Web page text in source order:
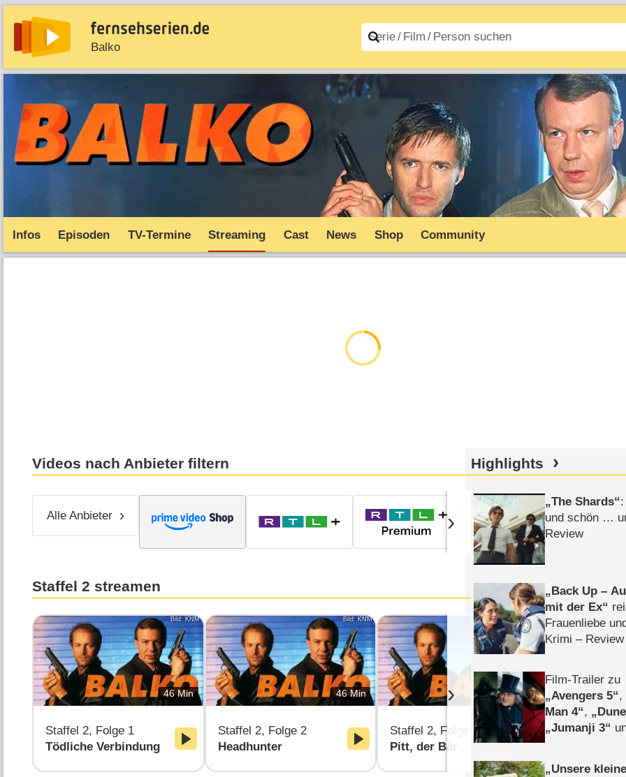
Balko
News Entdecken Filme A–Z
Infos Episoden TV-Termine Streaming Cast News Shop Community
Videos nach Anbieter filtern
Alle Anbieter ›
Staffel 2 streamen
Bild: KNM
46 Min
Staffel 2, Folge 1
Tödliche Verbindung
Bild: KNM
46 Min
Staffel 2, Folge 2
Headhunter
Bild: KNM
48 Min
Staffel 2, Folge 3
Pitt, der Bär
Staffel 2,
›
Highlights
The Shards
und schön …
Review
Back Up –
mit der Ex
Frauenliebe
Krimi – Review
Film-Trailer zu
Avengers 5 ,
Man 4 ,
Jumanji 3
Unsere